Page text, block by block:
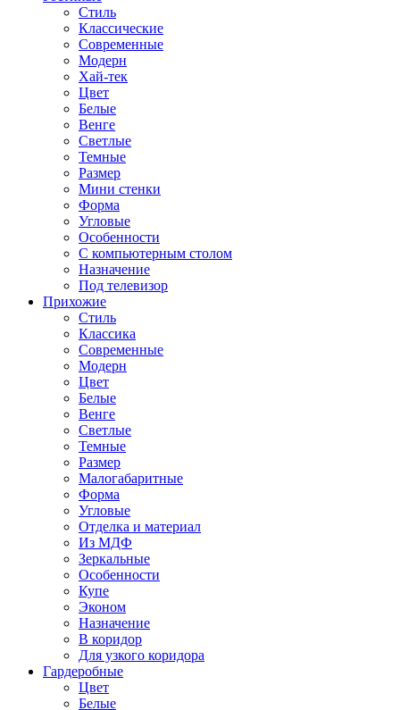
Стиль
Классические
Современные
Модерн
Хай-тек
Цвет
Белые
Венге
Светлые
Темные
Размер
Мини стенки
Форма
Угловые
Особенности
С компьютерным столом
Назначение
Под телевизор
Прихожие
Стиль
Классика
Современные
Модерн
Цвет
Белые
Венге
Светлые
Темные
Размер
Малогабаритные
Форма
Угловые
Отделка и материал
Из МДФ
Зеркальные
Особенности
Купе
Эконом
Назначение
В коридор
Для узкого коридора
Гардеробные
Цвет
Белые